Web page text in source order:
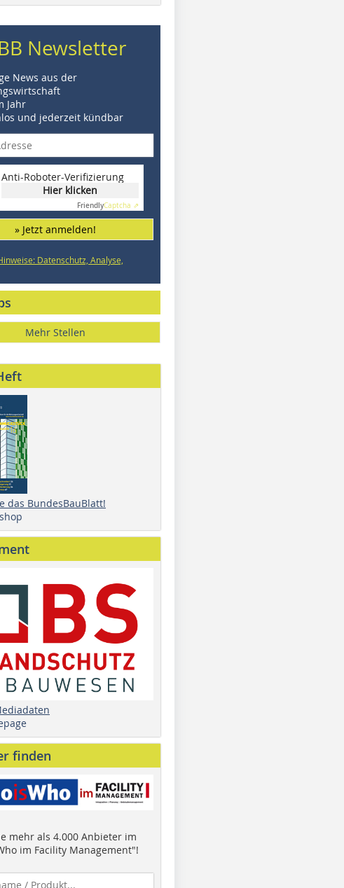
Newsletter
News aus der
Jahr
und jederzeit kündbar
Anti-Roboter-Verifizierung
Hier klicken
FriendlyCaptcha ⇗
» Jetzt anmelden!
Datenschutz, Analyse,
Mehr Stellen
das BundesBauBlatt!
finden
mehr als 4.000 Anbieter im
im Facility Management"!